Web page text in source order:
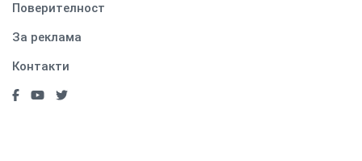
Поверителност
За реклама
Контакти